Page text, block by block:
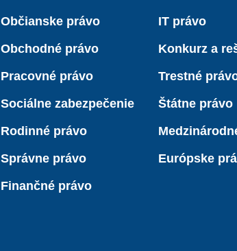
Občianske právo
Obchodné právo
Pracovné právo
Sociálne zabezpečenie
Rodinné právo
Správne právo
Finančné právo
IT právo
Konkurz a
Trestné
Štátne právo
Európske